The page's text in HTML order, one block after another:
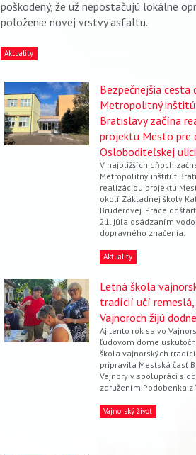
poškodený, že už nepostačujú lokálne
položenie novej vrstvy asfaltu.
Aktuality
Bezpečnejšia cesta
Metropolitný
Bratislavy začína
projektu Mesto pre
Osloboditeľskej ulici
V najbližších dňoch
Metropolitný inštitút
realizáciou projektu
okolí Základnej školy
Brúderovej. Práce
21. júla osádzaním
dopravného značenia.
Aktuality
Letná škola
tradícií učí
Vajnoroch žijú
Aj tento rok sa vo
ľudovom dome
škola vajnorských
pripravila Mestská časť
Vajnory v spolupráci s
združením Podobenka z
Vajnorský život